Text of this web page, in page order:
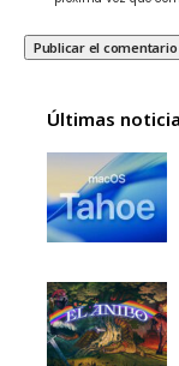
Últimas